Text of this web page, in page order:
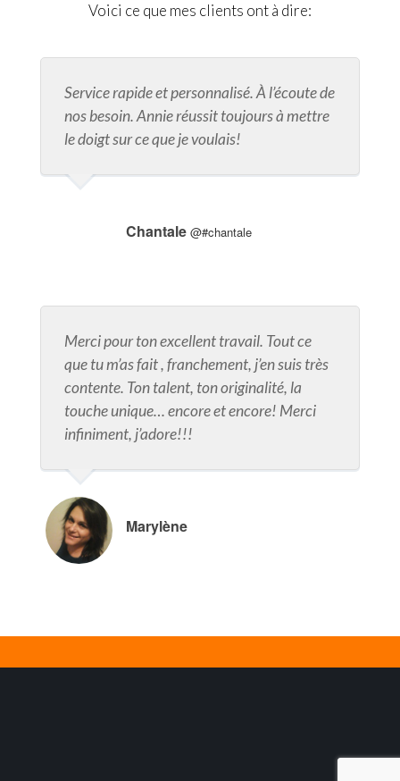
Voici ce que mes clients ont à dire:
Service rapide et personnalisé. À l’écoute de
nos besoin. Annie réussit toujours à mettre
le doigt sur ce que je voulais!
Chantale @#chantale
Merci pour ton excellent travail. Tout ce
que tu m’as fait , franchement, j’en suis très
contente. Ton talent, ton originalité, la
touche unique… encore et encore! Merci
infiniment, j’adore!!!
Marylène